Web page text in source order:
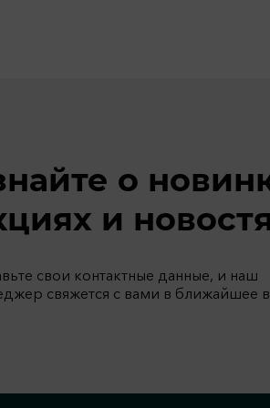
о
и
свои контактные данные, и наш
свяжется с вами в ближайшее